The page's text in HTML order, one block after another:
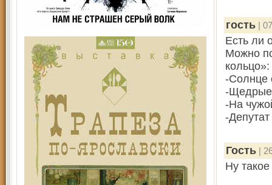
гость |
Есть ли
Можно
кольцо»:
-Солнце
-Щедрые
-На
-
Гость |
Ну такое